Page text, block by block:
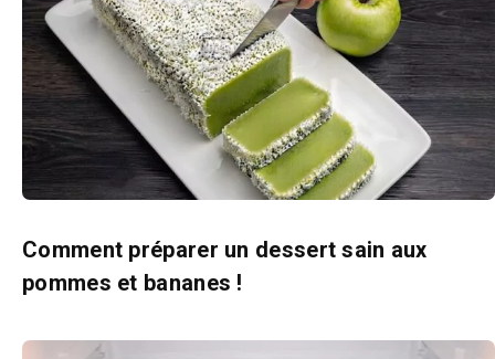
Comment préparer un dessert sain aux
pommes et bananes !